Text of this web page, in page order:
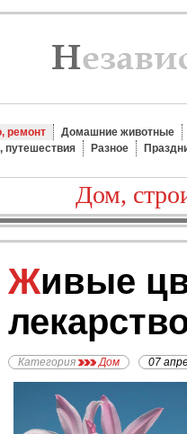
ремонт
Домашние животные
путешествия
Разное
Дом,
Живые цветы как
Категория Дом 07